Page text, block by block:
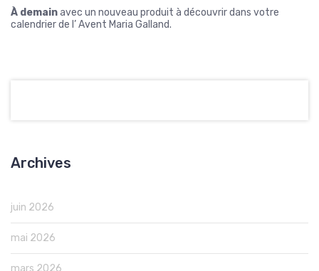
À demainavec un nouveau produit à découvrir dans votre
calendrier de l’ Avent Maria Galland.
Archives
juin 2026
mai 2026
mars 2026